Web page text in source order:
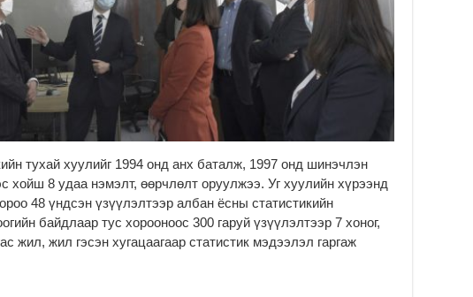
тухай хуулийг 1994 онд анх баталж, 1997 онд шинэчлэн
хойш 8 удаа нэмэлт, өөрчлөлт оруулжээ. Уг хуулийн хүрээнд
48 үндсэн үзүүлэлтээр албан ёсны статистикийн
байдлаар тус хорооноос 300 гаруй үзүүлэлтээр 7 хоног,
жил, жил гэсэн хугацаагаар статистик мэдээлэл гаргаж